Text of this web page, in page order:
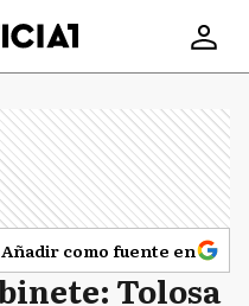
Añadir como fuente en
Tolosa